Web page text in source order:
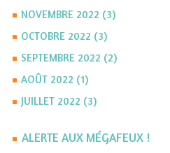
NOVEMBRE 2022 (3)
OCTOBRE 2022 (3)
SEPTEMBRE 2022 (2)
AOÛT 2022 (1)
JUILLET 2022 (3)
ALERTE AUX MÉGAFEUX !